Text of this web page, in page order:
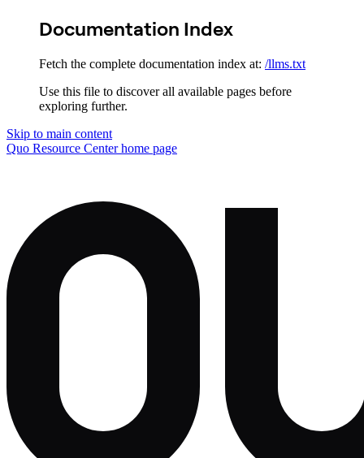
Documentation Index
Fetch the complete documentation index at: /llms.txt
Use this file to discover all available pages before
exploring further.
Skip to main content
Quo Resource Centerhome page